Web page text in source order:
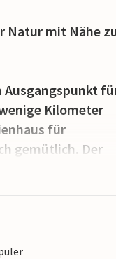
Natur mit Nähe
Ausgangspunkt
Kilometer
für
gemütlich. Der
schafft ein
Grüne ein.
Sie den